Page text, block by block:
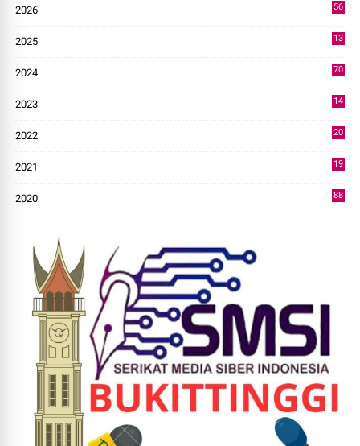
2026
56
2025
13
2024
70
2023
14
2022
20
2021
19
2020
88